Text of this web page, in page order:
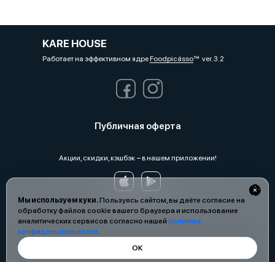
Мы используем куки.Пользуясь сайтом, вы даёте согласие на
обработку файлов cookie вашего браузера и использование
аналитических сервисов согласно нашей политике
конфиденциальности.
ОК
KARE HOUSE
Работает на эффективном ядреFoodpicássover. 3.2
Публичная оферта
Акции, скидки, кэшбэк − в нашем приложении!